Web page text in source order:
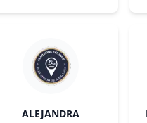
ALEJANDRA